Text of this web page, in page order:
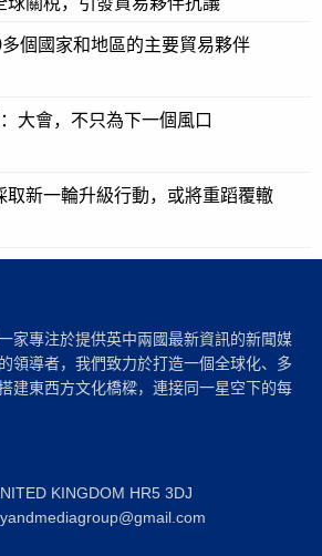
個國家和地區的主要貿易夥伴
大會，不只為下一個風口
取新一輪升級行動，或將重蹈覆轍
家專注於提供英中兩國最新資訊的新聞媒
領導者，我們致力於打造一個全球化、多
建東西方文化橋樑，連接同一星空下的每
KINGDOM HR5 3DJ